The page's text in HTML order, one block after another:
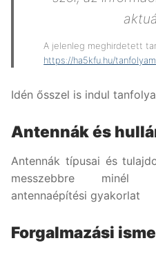
A jelenleg meghirdetett
https://ha5kfu.hu/tanfolyam
Idén ősszel is indul
Antennák és
Antennák típusai és
messzebbre minél
antennaépítési gyakorlat
Forgalmazási